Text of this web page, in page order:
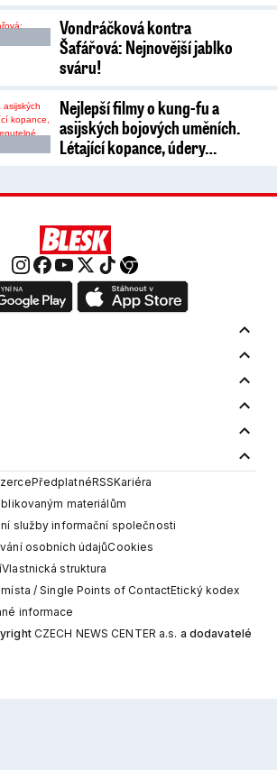
Vondráčková kontra
Šafářová: Nejnovější jablko
sváru!
Nejlepší filmy o kung-fu a
asijských bojových uměních.
Létající kopance, údery…
PředplatnéRSSKariéra
materiálům
služby informační společnosti
osobních údajůCookies
Vlastnická struktura
/ Single Points of ContactEtický kodex
informace
CZECH NEWS CENTER a.s. a dodavatelé